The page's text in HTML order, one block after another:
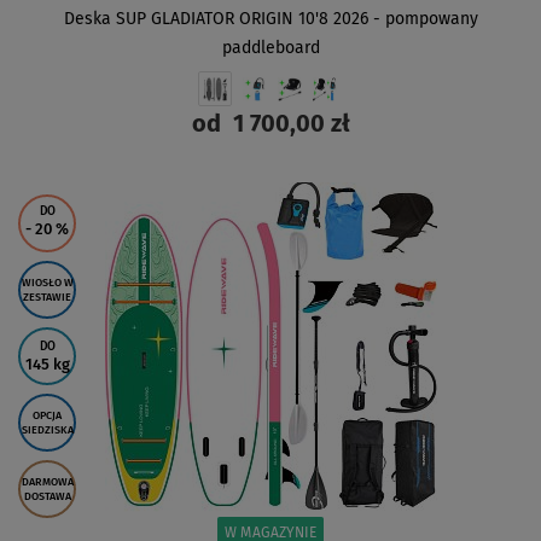
Deska SUP GLADIATOR ORIGIN 10'8 2026 - pompowany
paddleboard
od 1 700,00 zł
ZOBACZ
DO
- 20 %
WIOSŁO W
ZESTAWIE
DO
145 kg
OPCJA
SIEDZISKA
DARMOWA
DOSTAWA
W MAGAZYNIE